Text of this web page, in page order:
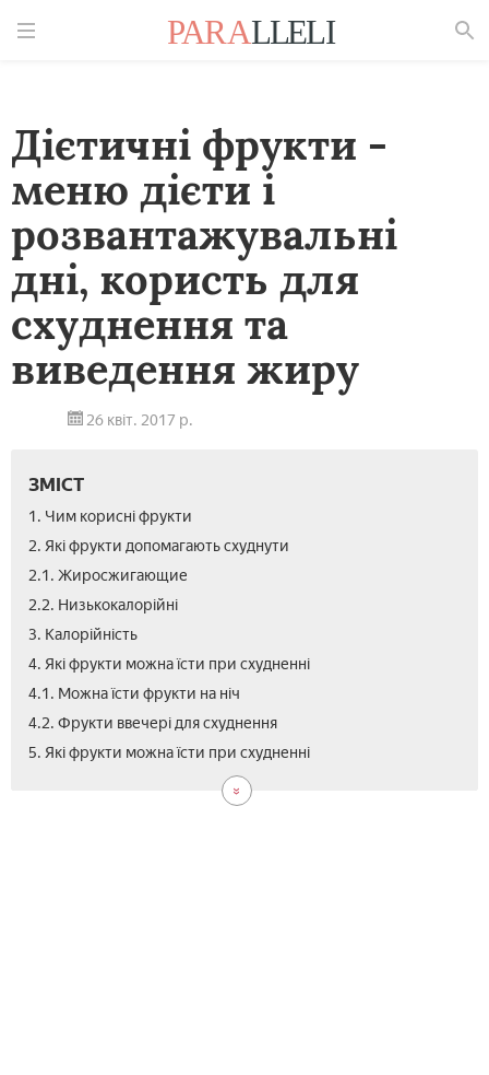
Дієтичні фрукти -
меню дієти і
розвантажувальні
дні, користь для
схуднення та
виведення жиру
26 квіт. 2017 р.
ЗМІСТ
1. Чим корисні фрукти
2. Які фрукти допомагають схуднути
2.1. Жиросжигающие
2.2. Низькокалорійні
3. Калорійність
4. Які фрукти можна їсти при схудненні
4.1. Можна їсти фрукти на ніч
4.2. Фрукти ввечері для схуднення
5. Які фрукти можна їсти при схудненні